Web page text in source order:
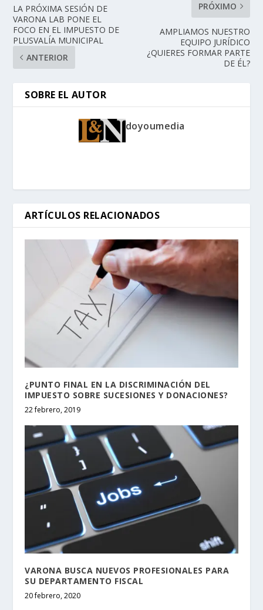
LA PRÓXIMA SESIÓN DE
VARONA LAB PONE EL
FOCO EN EL IMPUESTO DE
PLUSVALÍA MUNICIPAL
ANTERIOR
PRÓXIMO
AMPLIAMOS NUESTRO
EQUIPO JURÍDICO
¿QUIERES FORMAR PARTE
DE ÉL?
SOBRE EL AUTOR
doyoumedia
ARTÍCULOS RELACIONADOS
¿PUNTO FINAL EN LA DISCRIMINACIÓN DEL
IMPUESTO SOBRE SUCESIONES Y DONACIONES?
22 febrero, 2019
VARONA BUSCA NUEVOS PROFESIONALES PARA
SU DEPARTAMENTO FISCAL
20 febrero, 2020